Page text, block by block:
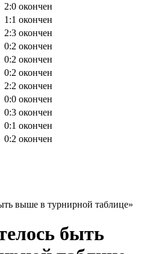
2:0 окончен
1:1 окончен
2:3 окончен
0:2 окончен
0:2 окончен
0:2 окончен
2:2 окончен
0:0 окончен
0:3 окончен
0:1 окончен
0:2 окончен
выше в турнирной таблице»
быть